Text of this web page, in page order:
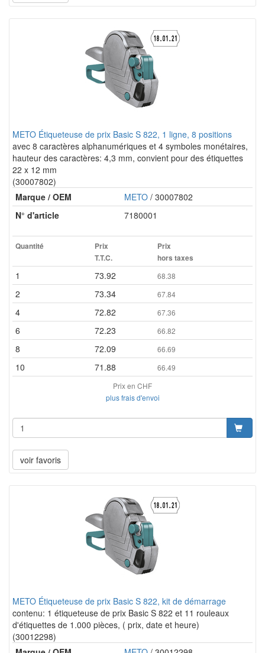
METO Étiqueteuse de prix Basic S 822, 1 ligne, 8 positions
avec 8 caractères alphanumériques et 4 symboles monétaires,
hauteur des caractères: 4,3 mm, convient pour des étiquettes
22 x 12 mm
(30007802)
Marque / OEM
METO / 30007802
N° d'article
7180001
Quantité
Prix
T.T.C.
Prix
hors taxes
1 73.92 68.38
2 73.34 67.84
4 72.82 67.36
6 72.23 66.82
8 72.09 66.69
10 71.88
66.49
Prix en CHF
plus frais d'envoi
voir favoris
METO Étiqueteuse de prix Basic S 822, kit de démarrage
contenu: 1 étiqueteuse de prix Basic S 822 et 11 rouleaux
d'étiquettes de 1.000 pièces, ( prix, date et heure)
(30012298)